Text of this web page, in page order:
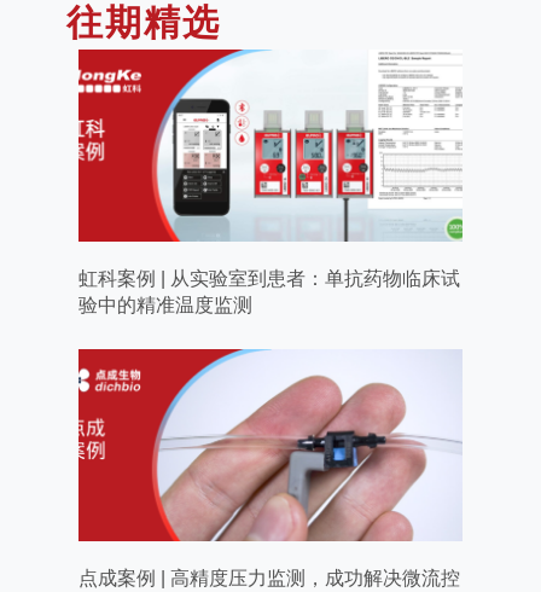
往期精选
虹科案例 | 从实验室到患者：单抗药物临床试
验中的精准温度监测
点成案例 | 高精度压力监测，成功解决微流控